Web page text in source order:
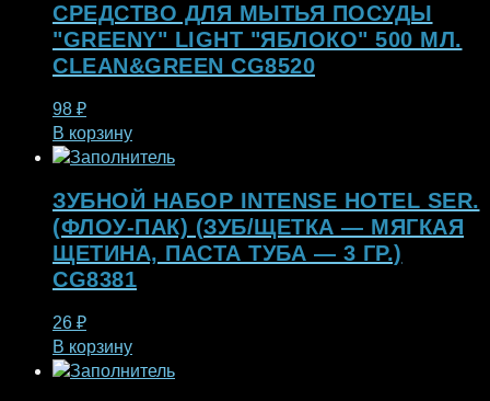
СРЕДСТВО ДЛЯ МЫТЬЯ ПОСУДЫ
"GREENY" LIGHT "ЯБЛОКО" 500 МЛ.
CLEAN&GREEN CG8520
98 ₽
В корзину
ЗУБНОЙ НАБОР INTENSE HOTEL SER.
(ФЛОУ-ПАК) (ЗУБ/ЩЕТКА — МЯГКАЯ
ЩЕТИНА, ПАСТА ТУБА — 3 ГР.)
CG8381
26 ₽
В корзину